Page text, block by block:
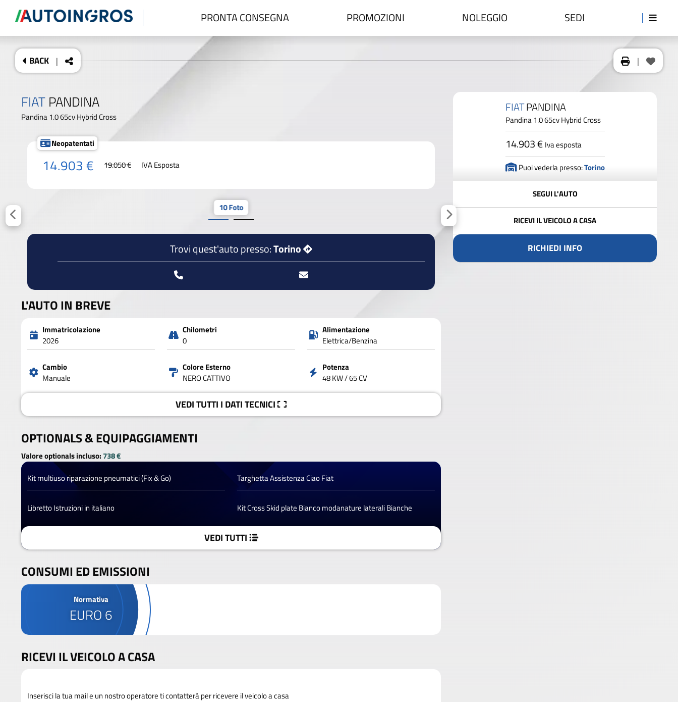
PRONTA CONSEGNA PROMOZIONI NOLEGGIO SEDI
BACK | |
FIAT PANDINA
Pandina 1.0 65cv Hybrid Cross
Neopatentati
14.903 € 19.050 € IVA Esposta
10 Foto
Trovi quest'auto presso:Torino
L'AUTO IN BREVE
Immatricolazione
2026
Chilometri
0
Alimentazione
Elettrica/Benzina
Cambio
Manuale
Colore Esterno
NERO CATTIVO
Potenza
48 KW / 65 CV
VEDITUTTI I DATITECNICI
OPTIONALS &EQUIPAGGIAMENTI
Valore optionals incluso: 738 €
Kit multiuso riparazione pneumatici (Fix & Go)
Targhetta Assistenza Ciao Fiat
Libretto Istruzioni in italiano Kit Cross Skid plate Bianco modanature laterali Bianche
VEDI TUTTI
CONSUMI ED EMISSIONI
Normativa
EURO 6
RICEVI IL VEICOLO A CASA
Inserisci la tua mail e un nostro operatore ti contatterà per ricevere il veicolo a casa
FIATPANDINA
Pandina 1.0 65cv Hybrid Cross
14.903 € Iva esposta
Puoi vederla presso:Torino
SEGUI L'AUTO
RICEVI IL VEICOLO A CASA
RICHIEDI INFO